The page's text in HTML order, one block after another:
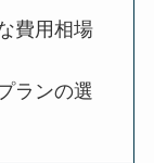
費用相場
ランの選